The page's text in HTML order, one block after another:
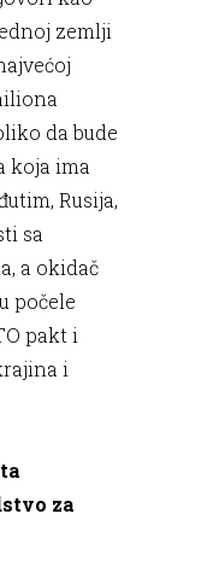
zemlji
da bude
koja ima
Rusija,
sa
a okidač
počele
pakt i
i
za